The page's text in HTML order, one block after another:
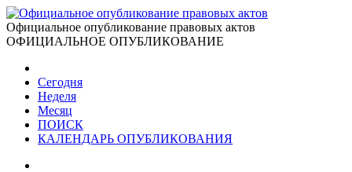
Официальное опубликование правовых актов
ОФИЦИАЛЬНОЕ ОПУБЛИКОВАНИЕ
Сегодня
Неделя
Месяц
ПОИСК
КАЛЕНДАРЬ ОПУБЛИКОВАНИЯ